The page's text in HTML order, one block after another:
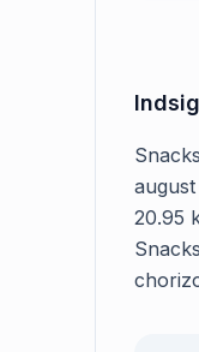
20.95